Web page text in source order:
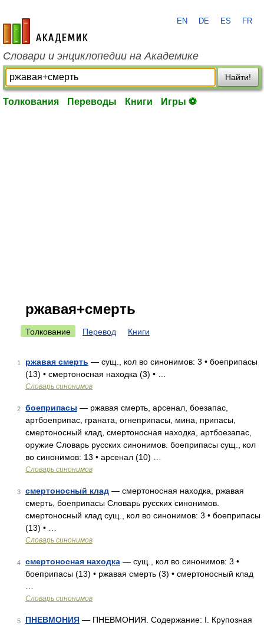
academic.ru
EN DE ES FR
Словари и энциклопедии на Академике
Найти!
Толкования Переводы Книги Игры ⚽
ржавая+смерть
Толкование Перевод Книги
1 ржавая смерть — сущ., кол во синонимов: 3 • боеприпасы
(13) • смертоносная находка (3) • …
Словарь синонимов
2 боеприпасы — ржавая смерть, арсенал, боезапас,
артбоеприпас, граната, огнеприпасы, мина, припасы,
смертоносный клад, смертоносная находка, артбоезапас,
оружие Словарь русских синонимов. боеприпасы сущ., кол
во синонимов: 13 • арсенал (10) …
Словарь синонимов
3 смертоносный клад — смертоносная находка, ржавая
смерть, боеприпасы Словарь русских синонимов.
смертоносный клад сущ., кол во синонимов: 3 • боеприпасы
(13) • …
Словарь синонимов
4 смертоносная находка — сущ., кол во синонимов: 3 •
боеприпасы (13) • ржавая смерть (3) • смертоносный клад
Словарь синонимов
5 ПНЕВМОНИЯ — ПНЕВМОНИЯ. Содержание: I. Крупозная